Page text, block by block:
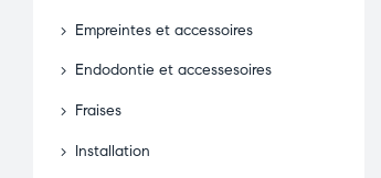
Empreintes et accessoires
Endodontie et accessesoires
Fraises
Installation